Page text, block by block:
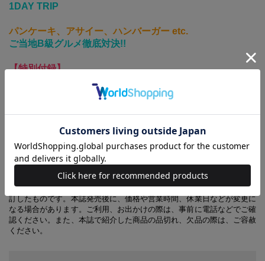
1DAY TRIP
パンケーキ、アサイー、ハンバーガー etc.
ご当地B級グルメ徹底対決!!
【特別付録】
2012年8月に小社より刊行したe-MOOK『sweet特別編集 恋するハワ
イ』の改訂版です。
加えました。またスウィートで現在大人気のタレント紗栄子in HAWAII
を新たに加え、彼女の好きなショップやお気に入りの場所を紹介し、更
におしゃれ感とトレンド感をアップさせたキャッチーな内容になってい
ます！
※本誌掲載の情報は、2012年6月の編集部調べを元に、2013年3月に改
訂したものです。本誌発売後に、価格や営業時間、休業日などが変更に
なる場合があります。ご利用、お出かけの際は、事前に電話などでご確
認ください。また、本誌で紹介した商品の品切れ、欠品の際は、ご容赦
ください。